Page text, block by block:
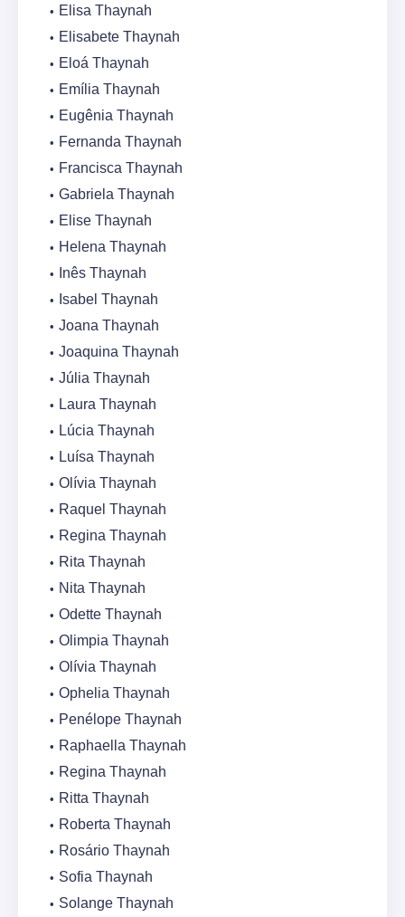
Elisa Thaynah
Elisabete Thaynah
Eloá Thaynah
Emília Thaynah
Eugênia Thaynah
Fernanda Thaynah
Francisca Thaynah
Gabriela Thaynah
Elise Thaynah
Helena Thaynah
Inês Thaynah
Isabel Thaynah
Joana Thaynah
Joaquina Thaynah
Júlia Thaynah
Laura Thaynah
Lúcia Thaynah
Luísa Thaynah
Olívia Thaynah
Raquel Thaynah
Regina Thaynah
Rita Thaynah
Nita Thaynah
Odette Thaynah
Olimpia Thaynah
Olívia Thaynah
Ophelia Thaynah
Penélope Thaynah
Raphaella Thaynah
Regina Thaynah
Ritta Thaynah
Roberta Thaynah
Rosário Thaynah
Sofia Thaynah
Solange Thaynah